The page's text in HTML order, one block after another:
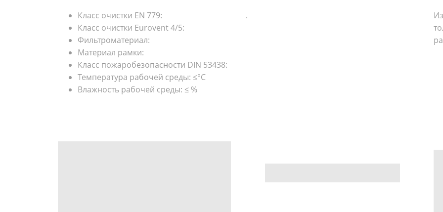
Класс очистки EN 779:
Класс очистки Eurovent 4/5:
Фильтроматериал:
Материал рамки:
Класс пожаробезопасности DIN 53438:
Температура рабочей среды: ≤°С
Влажность рабочей среды: ≤ %
.